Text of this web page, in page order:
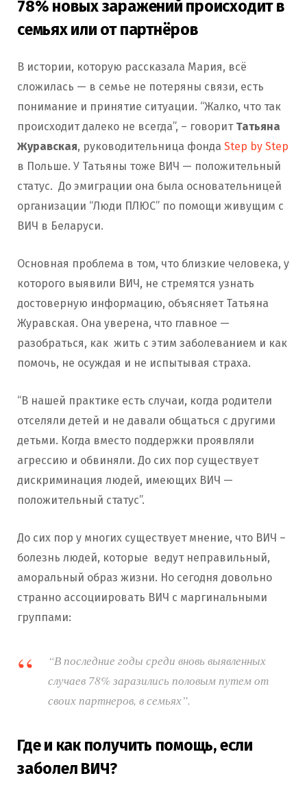
78% новых заражений происходит в
семьях или от партнёров
В истории, которую рассказала Мария, всё
сложилась — в семье не потеряны связи, есть
понимание и принятие ситуации. “Жалко, что так
происходит далеко не всегда”, – говорит Татьяна
Журавская, руководительница фонда Step by Step
в Польше. У Татьяны тоже ВИЧ — положительный
статус. До эмиграции она была основательницей
организации “Люди ПЛЮС” по помощи живущим с
ВИЧ в Беларуси.
Основная проблема в том, что близкие человека, у
которого выявили ВИЧ, не стремятся узнать
достоверную информацию, объясняет Татьяна
Журавская. Она уверена, что главное —
разобраться, как жить с этим заболеванием и как
помочь, не осуждая и не испытывая страха.
“В нашей практике есть случаи, когда родители
отселяли детей и не давали общаться с другими
детьми. Когда вместо поддержки проявляли
агрессию и обвиняли. До сих пор существует
дискриминация людей, имеющих ВИЧ —
положительный статус”.
До сих пор у многих существует мнение, что ВИЧ –
болезнь людей, которые ведут неправильный,
аморальный образ жизни. Но сегодня довольно
странно ассоциировать ВИЧ с маргинальными
группами:
“В последние годы среди вновь выявленных
случаев 78% заразились половым путем от
своих партнеров, в семьях”.
Где и как получить помощь, если
заболел ВИЧ?